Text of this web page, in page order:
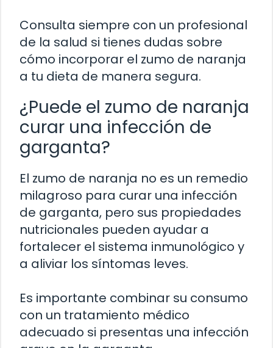
Consulta siempre con un profesional
de la salud si tienes dudas sobre
cómo incorporar el zumo de naranja
a tu dieta de manera segura.
¿Puede el zumo de naranja
curar una infección de
garganta?
El zumo de naranja no es un remedio
milagroso para curar una infección
de garganta, pero sus propiedades
nutricionales pueden ayudar a
fortalecer el sistema inmunológico y
a aliviar los síntomas leves.
Es importante combinar su consumo
con un tratamiento médico
adecuado si presentas una infección